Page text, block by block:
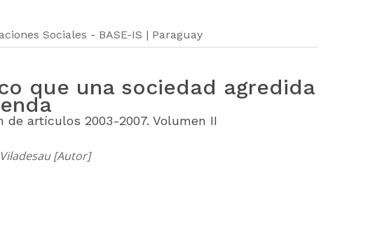
Sociales - BASE-IS | Paraguay
que una sociedad agredida
de artículos 2003-2007. Volumen II
[Autor]